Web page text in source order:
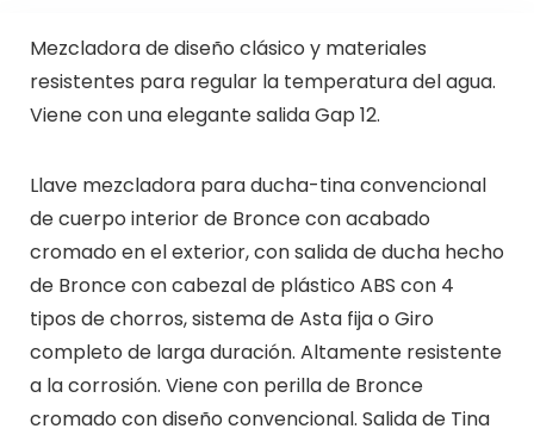
Mezcladora de diseño clásico y materiales
resistentes para regular la temperatura del agua.
Viene con una elegante salida Gap 12.
Llave mezcladora para ducha-tina convencional
de cuerpo interior de Bronce con acabado
cromado en el exterior, con salida de ducha hecho
de Bronce con cabezal de plástico ABS con 4
tipos de chorros, sistema de Asta fija o Giro
completo de larga duración. Altamente resistente
a la corrosión. Viene con perilla de Bronce
cromado con diseño convencional. Salida de Tina